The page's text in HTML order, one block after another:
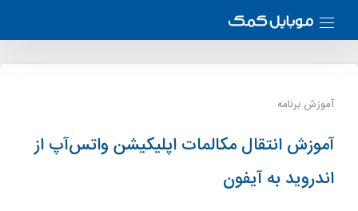
آموزش برنامه
آموزش انتقال مکالمات اپلیکیشن واتس‌آپ از
اندروید به آیفون